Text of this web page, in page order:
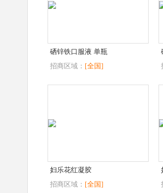
硒锌铁口服液 单瓶
招商区域： [全国]
妇乐花红凝胶
招商区域： [全国]